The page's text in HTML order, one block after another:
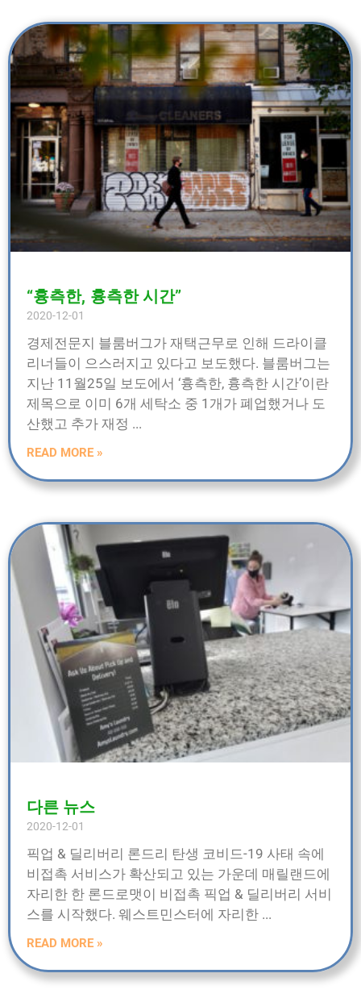
“흉측한, 흉측한 시간”
2020-12-01
경제전문지 블룸버그가 재택근무로 인해 드라이클
리너들이 으스러지고 있다고 보도했다. 블룸버그는
지난 11월25일 보도에서 ‘흉측한, 흉측한 시간’이란
제목으로 이미 6개 세탁소 중 1개가 폐업했거나 도
산했고 추가 재정
READ MORE »
다른 뉴스
2020-12-01
픽업 & 딜리버리 론드리 탄생 코비드-19 사태 속에
비접촉 서비스가 확산되고 있는 가운데 매릴랜드에
자리한 한 론드로맷이 비접촉 픽업 & 딜리버리 서비
스를 시작했다. 웨스트민스터에 자리한
READ MORE »